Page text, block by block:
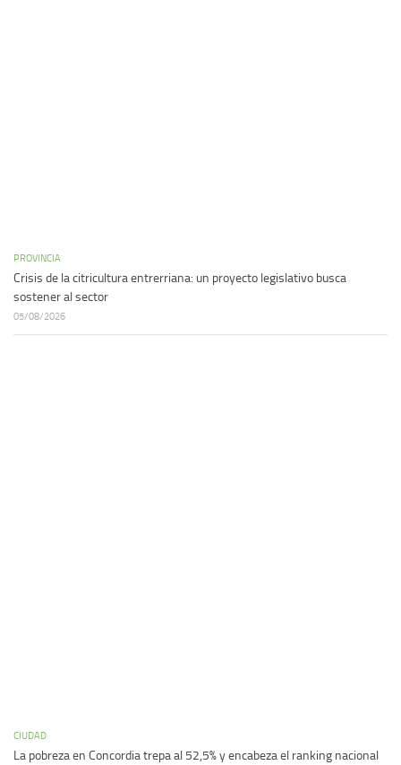
PROVINCIA
Crisis de la citricultura entrerriana: un proyecto legislativo busca
sostener al sector
05/08/2026
CIUDAD
La pobreza en Concordia trepa al 52,5% y encabeza el ranking nacional